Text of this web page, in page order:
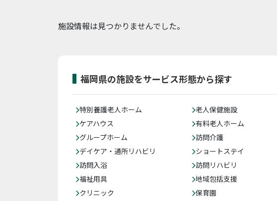
施設情報は見つかりませんでした。
福岡県の施設をサービス形態から探す
特別養護老人ホーム 老人保健施設
ケアハウス
有料老人ホーム
グループホーム
訪問介護
デイケア・通所リハビリ
ショートステイ
訪問入浴
訪問リハビリ
福祉用具
地域包括支援
クリニック
保育園